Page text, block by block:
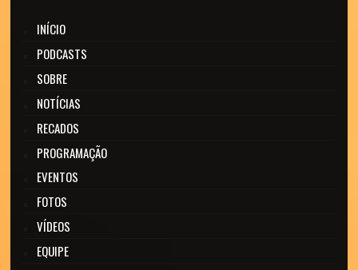
INÍCIO
PODCASTS
SOBRE
NOTÍCIAS
RECADOS
PROGRAMAÇÃO
EVENTOS
FOTOS
VÍDEOS
EQUIPE